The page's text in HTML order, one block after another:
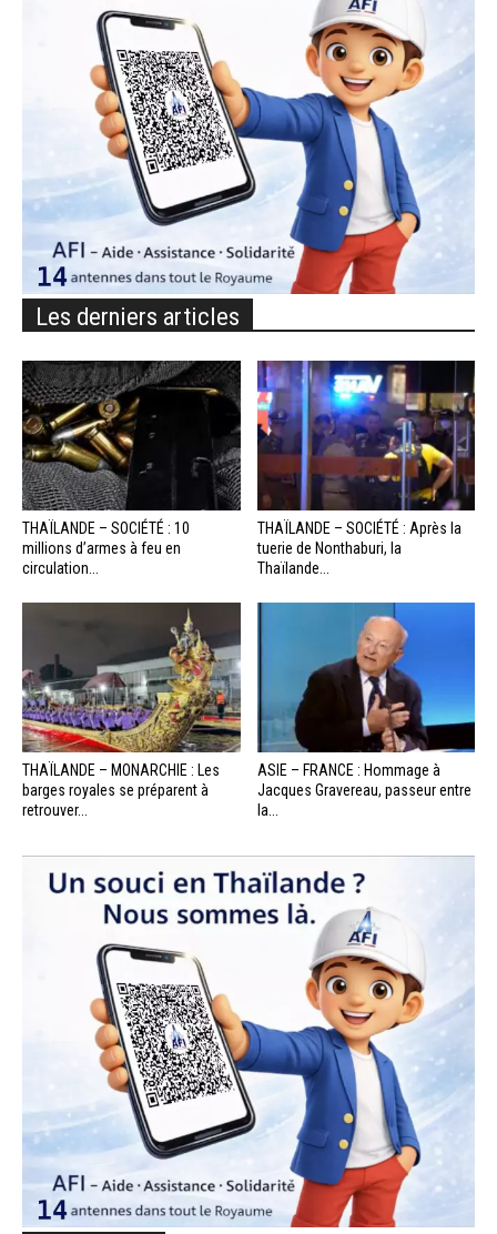
Les derniers articles
THAÏLANDE – SOCIÉTÉ : 10
millions d’armes à feu en
circulation...
THAÏLANDE – SOCIÉTÉ : Après la
tuerie de Nonthaburi, la
Thaïlande...
THAÏLANDE – MONARCHIE : Les
barges royales se préparent à
retrouver...
ASIE – FRANCE : Hommage à
Jacques Gravereau, passeur entre
la...